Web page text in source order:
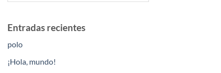
Entradas recientes
polo
¡Hola, mundo!